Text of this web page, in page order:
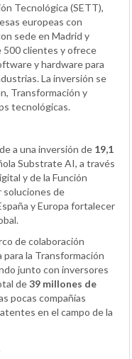
Tecnológica (SETT),
europeas con
sede en Madrid y
500 clientes y ofrece
y hardware para
La inversión se
Transformación y
tecnológicas.
a una inversión de 19,1
Substrate AI, a través
y de la Función
soluciones de
y Europa fortalecer
de colaboración
para la Transformación
junto con inversores
de39 millones de
pocas compañías
en el campo de la